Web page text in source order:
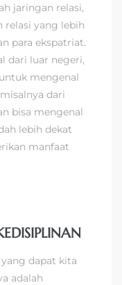
jaringan relasi,
relasi yang lebih
para ekspatriat.
dari luar negeri,
mengenal
dari
bisa mengenal
lebih dekat
manfaat
dapat kita
adalah